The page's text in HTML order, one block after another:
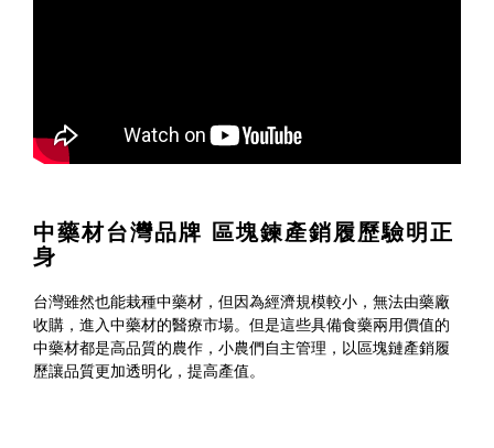
中藥材台灣品牌 區塊鍊產銷履歷驗明正
身
台灣雖然也能栽種中藥材，但因為經濟規模較小，無法由藥廠
收購，進入中藥材的醫療市場。但是這些具備食藥兩用價值的
中藥材都是高品質的農作，小農們自主管理，以區塊鏈產銷履
歷讓品質更加透明化，提高產值。